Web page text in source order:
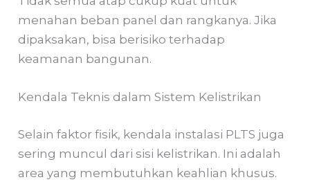
menahan beban panel dan rangkanya. Jika
dipaksakan, bisa berisiko terhadap
keamanan bangunan.
Kendala Teknis dalam Sistem Kelistrikan
Selain faktor fisik, kendala instalasi PLTS juga
sering muncul dari sisi kelistrikan. Ini adalah
area yang membutuhkan keahlian khusus.